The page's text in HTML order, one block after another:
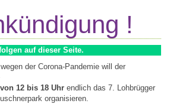
!
auf dieser Seite.
der Corona-Pandemie will der
12 bis 18 Uhr endlich das 7. Lohbrügger
organisieren.